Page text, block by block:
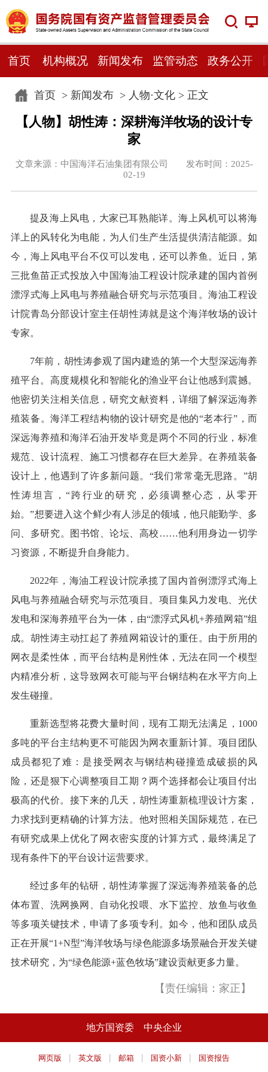
首页 机构概况 新闻发布 监管动态 政务公开
首页> 新闻发布> 人物·文化> 正文
【人物】胡性涛：深耕海洋牧场的设计专
家
文章来源：中国海洋石油集团有限公司 发布时间：2025-
02-19
提及海上风电，大家已耳熟能详。海上风机可以将海
洋上的风转化为电能，为人们生产生活提供清洁能源。如
今，海上风电平台不仅可以发电，还可以养鱼。近日，第
三批鱼苗正式投放入中国海油工程设计院承建的国内首例
漂浮式海上风电与养殖融合研究与示范项目。海油工程设
计院青岛分部设计室主任胡性涛就是这个海洋牧场的设计
专家。
7年前，胡性涛参观了国内建造的第一个大型深远海养
殖平台。高度规模化和智能化的渔业平台让他感到震撼。
他密切关注相关信息，研究文献资料，详细了解深远海养
殖装备。海洋工程结构物的设计研究是他的“老本行”，而
深远海养殖和海洋石油开发毕竟是两个不同的行业，标准
规范、设计流程、施工习惯都存在巨大差异。在养殖装备
设计上，他遇到了许多新问题。“我们常常毫无思路。”胡
性涛坦言，“跨行业的研究，必须调整心态，从零开
始。”想要进入这个鲜少有人涉足的领域，他只能勤学、多
问、多研究。图书馆、论坛、高校……他利用身边一切学
习资源，不断提升自身能力。
2022年，海油工程设计院承揽了国内首例漂浮式海上
风电与养殖融合研究与示范项目。项目集风力发电、光伏
发电和深海养殖平台为一体，由“漂浮式风机+养殖网箱”组
成。胡性涛主动扛起了养殖网箱设计的重任。由于所用的
网衣是柔性体，而平台结构是刚性体，无法在同一个模型
内精准分析，这导致网衣可能与平台钢结构在水平方向上
发生碰撞。
重新选型将花费大量时间，现有工期无法满足，1000
多吨的平台主结构更不可能因为网衣重新计算。项目团队
成员都犯了难：是接受网衣与钢结构碰撞造成破损的风
险，还是狠下心调整项目工期？两个选择都会让项目付出
极高的代价。接下来的几天，胡性涛重新梳理设计方案，
力求找到更精确的计算方法。他对照相关国际规范，在已
有研究成果上优化了网衣密实度的计算方式，最终满足了
现有条件下的平台设计运营要求。
经过多年的钻研，胡性涛掌握了深远海养殖装备的总
体布置、洗网换网、自动化投喂、水下监控、放鱼与收鱼
等多项关键技术，申请了多项专利。如今，他和团队成员
正在开展“1+N型”海洋牧场与绿色能源多场景融合开发关键
技术研究，为“绿色能源+蓝色牧场”建设贡献更多力量。
【责任编辑：家正】
地方国资委 中央企业
网页版 | 英文版 | 邮箱 | 国资小新 | 国资报告